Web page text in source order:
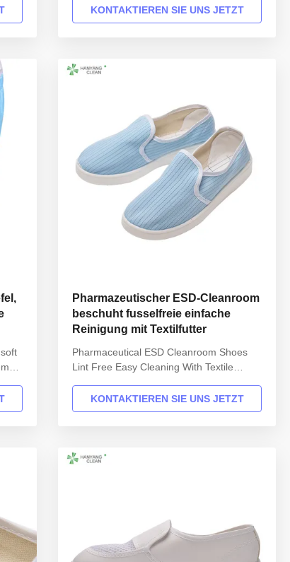
workwear are made of top quality
materials,which comply with the
ESD protected areas and environmentally
KONTAKTIEREN SIE UNS JETZT
Pharmazeutischer ESD-Cleanroom
beschuht fusselfreie einfache
Reinigung mit Textilfutter
Pharmaceutical ESD Cleanroom Shoes
Lint Free Easy Cleaning With Textile
Model No.: H-3512 Design: Unisex Sole:
anti static PU,flexibility Upper: anti static
request Surface ...
KONTAKTIEREN SIE UNS JETZT